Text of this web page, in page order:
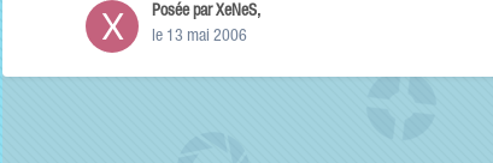
Posée parXeNeS,
le 13 mai 2006